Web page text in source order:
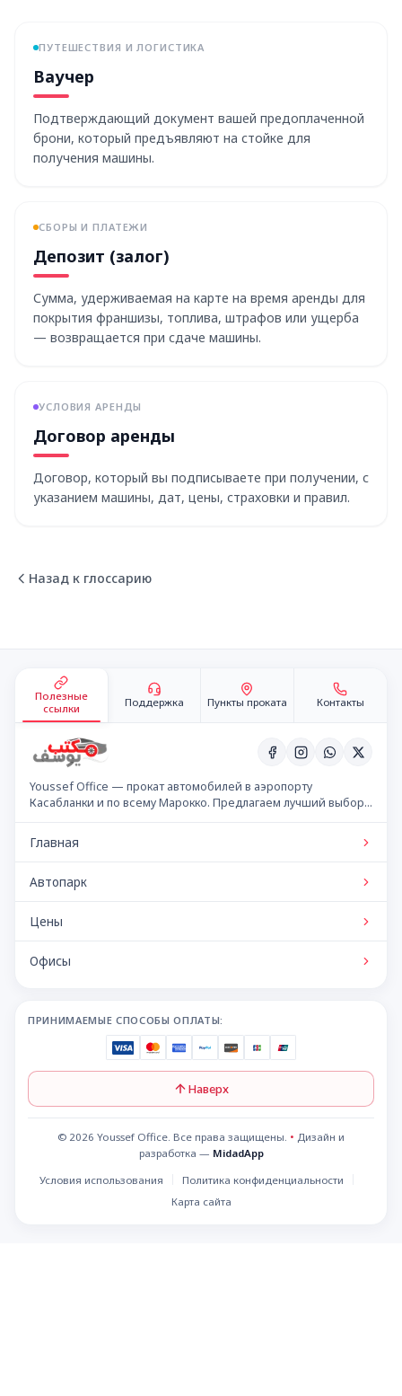
ПУТЕШЕСТВИЯ И ЛОГИСТИКА
Ваучер
Подтверждающий документ вашей предоплаченной
брони, который предъявляют на стойке для
получения машины.
СБОРЫ И ПЛАТЕЖИ
Депозит (залог)
Сумма, удерживаемая на карте на время аренды для
покрытия франшизы, топлива, штрафов или ущерба
— возвращается при сдаче машины.
УСЛОВИЯ АРЕНДЫ
Договор аренды
Договор, который вы подписываете при получении, с
указанием машины, дат, цены, страховки и правил.
Назад к глоссарию
Полезные
ссылки
Поддержка Пункты проката Контакты
Youssef Office — прокат автомобилей в аэропорту
Касабланки и по всему Марокко. Предлагаем лучший выбор
Главная
Автопарк
Цены
Офисы
ПРИНИМАЕМЫЕ СПОСОБЫ ОПЛАТЫ:
Наверх
© 2026 Youssef Office. Все права защищены. • Дизайн и
разработка — MidadApp
Условия использования
Политика конфиденциальности
Карта сайта